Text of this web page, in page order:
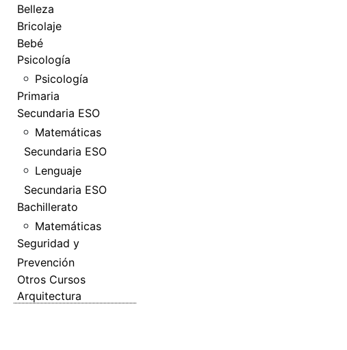
Belleza
Bricolaje
Bebé
Psicología
Psicología
Primaria
Secundaria ESO
Matemáticas
Secundaria ESO
Lenguaje
Secundaria ESO
Bachillerato
Matemáticas
Seguridad y
Prevención
Otros Cursos
Arquitectura